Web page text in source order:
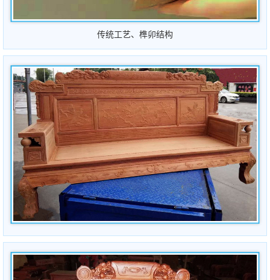
传统工艺、榫卯结构